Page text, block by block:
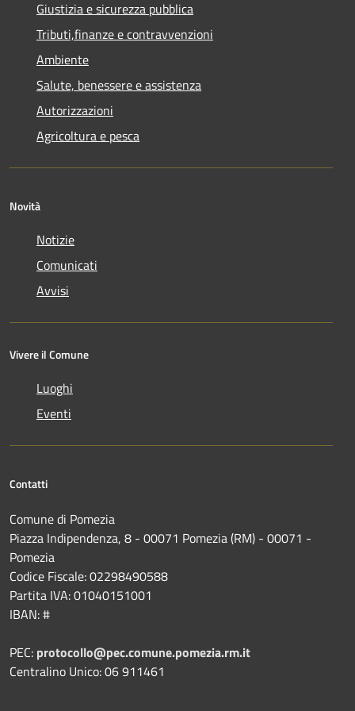
Giustizia e sicurezza pubblica
Tributi,finanze e contravvenzioni
Ambiente
Salute, benessere e assistenza
Autorizzazioni
Agricoltura e pesca
Novità
Notizie
Comunicati
Avvisi
Vivere il Comune
Luoghi
Eventi
Contatti
Comune di Pomezia
Piazza Indipendenza, 8 - 00071 Pomezia (RM) - 00071 -
Pomezia
Codice Fiscale: 02298490588
Partita IVA: 01040151001
IBAN: #
PEC: protocollo@pec.comune.pomezia.rm.it
Centralino Unico: 06 911461